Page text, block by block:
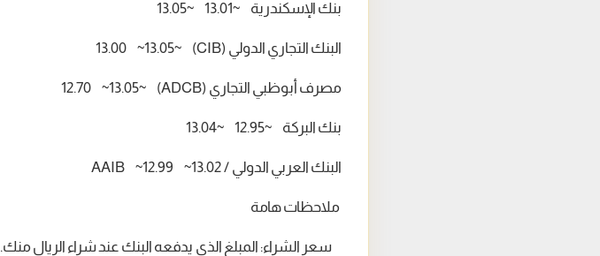
بنك الإسكندرية ~13.01 ~13.05
البنك التجاري الدولي (CIB) ~13.00 ~13.05
مصرف أبوظبي التجاري (ADCB) ~12.70 ~13.05
بنك البركة ~12.95 ~13.04
البنك العربي الدولي / AAIB ~12.99 ~13.02
ملاحظات هامة
سعر الشراء: المبلغ الذي يدفعه البنك عند شراء الريال منك.